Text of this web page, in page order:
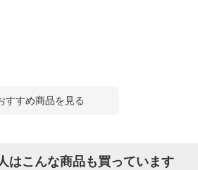
すすめ商品を見る
はこんな商品も買っています